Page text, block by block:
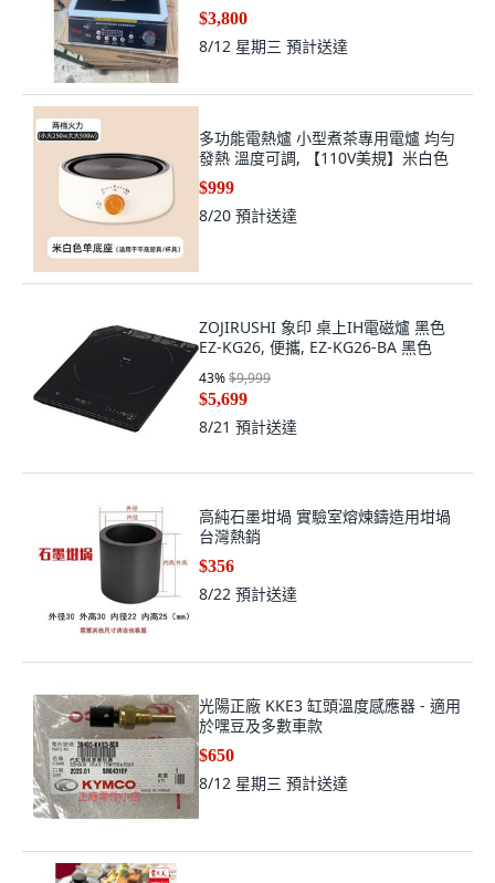
$3,800
8/12 星期三 預計送達
多功能電熱爐 小型煮茶專用電爐 均勻
發熱 溫度可調, 【110V美規】米白色
$999
8/20 預計送達
ZOJIRUSHI 象印 桌上IH電磁爐 黑色
EZ-KG26, 便攜, EZ-KG26-BA 黑色
43%$9,999
$5,699
8/21 預計送達
高純石墨坩堝 實驗室熔煉鑄造用坩堝
台灣熱銷
$356
8/22 預計送達
光陽正廠 KKE3 缸頭溫度感應器 - 適用
於嘿豆及多數車款
$650
8/12 星期三 預計送達